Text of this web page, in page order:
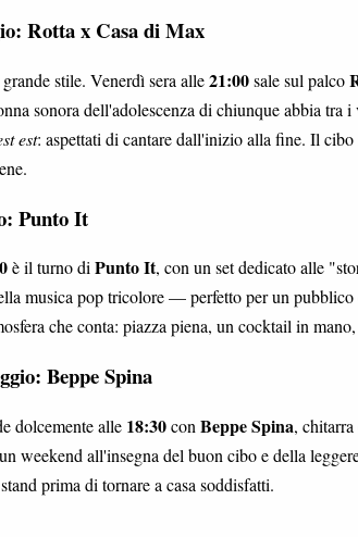
Rotta x Casa di Max
stile. Venerdì sera alle21:00sale sul palco
sonora dell'adolescenza di chiunque abbia tra
est: aspettati di cantare dall'inizio alla fine. Il
Punto It
è il turno diPunto It, con un set dedicato alle
musica pop tricolore — perfetto per un
che conta: piazza piena, un cocktail in
Beppe Spina
dolcemente alle 18:30con Beppe Spina,
weekend all'insegna del buon cibo e della
prima di tornare a casa soddisfatti.